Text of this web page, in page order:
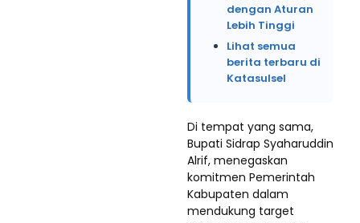
dengan Aturan
Lebih Tinggi
Lihat semua
berita terbaru di
Katasulsel
Di tempat yang sama,
Bupati Sidrap Syaharuddin
Alrif, menegaskan
komitmen Pemerintah
Kabupaten dalam
mendukung target